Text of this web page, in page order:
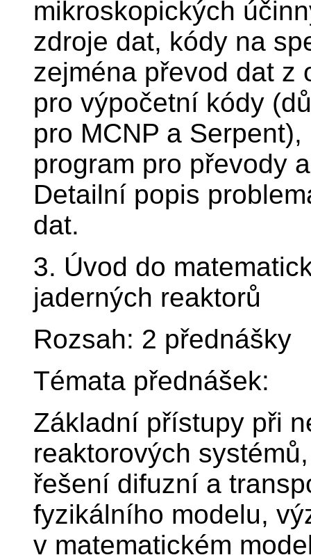
mikroskopických
zdroje dat, kódy na
zejména převod dat z
pro výpočetní kódy
pro MCNP a
program pro převody
Detailní popis
dat.
3. Úvod do
jaderných reaktorů
Rozsah: 2 přednášky
Témata přednášek:
Základní přístupy při
reaktorových
řešení difuzní a
fyzikálního modelu,
v matematickém